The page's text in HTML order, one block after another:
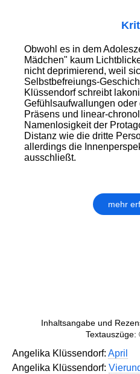
Obwohl es in dem
Mädchen" kaum
nicht deprimierend, weil
Selbstbefreiungs-
Klüssendorf schreibt
Gefühlsaufwallungen oder
Präsens und linear-
Namenlosigkeit der
Distanz wie die dritte
allerdings die
ausschließt.
mehr
Inhaltsangabe und
Textauszüge:
Angelika Klüssendorf: April
Angelika Klüssendorf: